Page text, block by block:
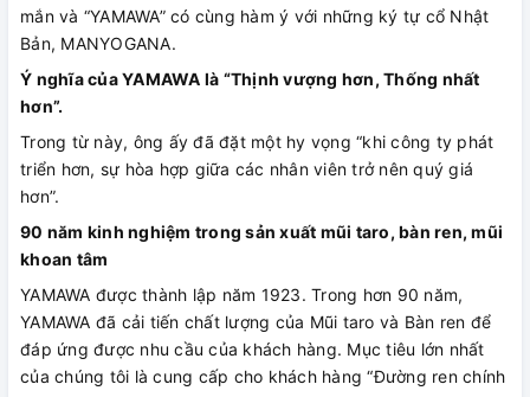
mắn và “YAMAWA” có cùng hàm ý với những ký tự cổ Nhật
Bản, MANYOGANA.
Ý nghĩa của YAMAWA là “Thịnh vượng hơn, Thống nhất
hơn”.
Trong từ này, ông ấy đã đặt một hy vọng “khi công ty phát
triển hơn, sự hòa hợp giữa các nhân viên trở nên quý giá
hơn”.
90 năm kinh nghiệm trong sản xuất mũi taro, bàn ren, mũi
khoan tâm
YAMAWA được thành lập năm 1923. Trong hơn 90 năm,
YAMAWA đã cải tiến chất lượng của Mũi taro và Bàn ren để
đáp ứng được nhu cầu của khách hàng. Mục tiêu lớn nhất
của chúng tôi là cung cấp cho khách hàng “Đường ren chính